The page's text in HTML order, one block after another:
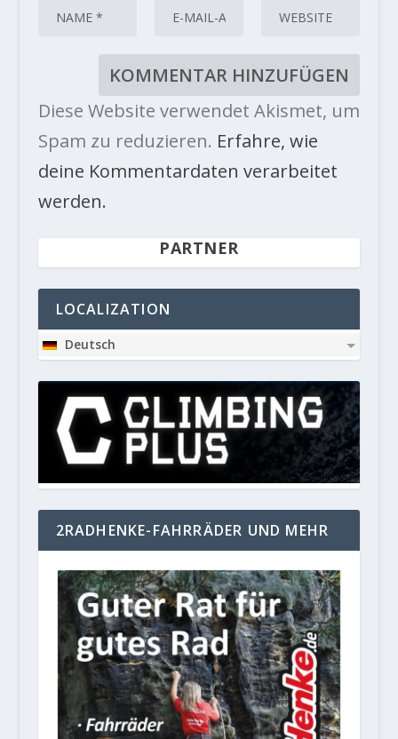
Diese Website verwendet Akismet, um
Spam zu reduzieren. Erfahre, wie
deine Kommentardaten verarbeitet
werden.
PARTNER
LOCALIZATION
Deutsch
2RADHENKE-FAHRRÄDER UND MEHR